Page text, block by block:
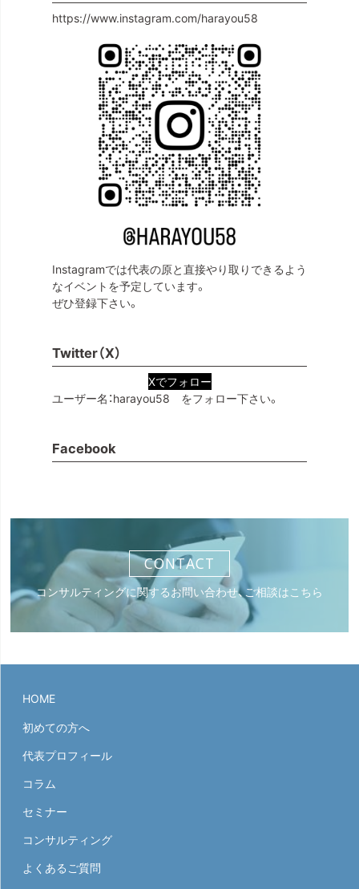
https://www.instagram.com/harayou58
Instagramでは代表の原と直接やり取りできるよう
なイベントを予定しています。
ぜひ登録下さい。
Twitter（X）
Xでフォロー
ユーザー名：harayou58 をフォロー下さい。
Facebook
CONTACT
コンサルティングに関するお問い合わせ、ご相談はこちら
HOME
初めての方へ
代表プロフィール
コラム
セミナー
コンサルティング
よくあるご質問